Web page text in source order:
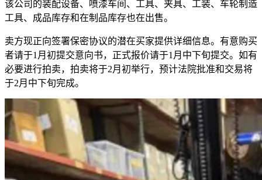
该公司的装配设备、喷漆车间、工具、夹具、工装、车轮制造
工具、成品库存和在制品库存也在出售。
卖方现正向签署保密协议的潜在买家提供详细信息。有意购买
者请于1月初提交意向书，正式报价请于1月中下旬提交。如有
必要进行拍卖，拍卖将于2月初举行，预计法院批准和交易将
于2月中下旬完成。